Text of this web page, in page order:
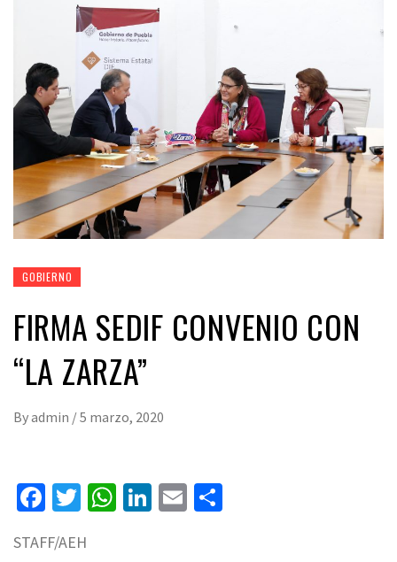
GOBIERNO
FIRMA SEDIF CONVENIO CON
“LA ZARZA”
Byadmin /5 marzo, 2020
Facebook
Twitter
WhatsApp
LinkedIn
Email
STAFF/AEH